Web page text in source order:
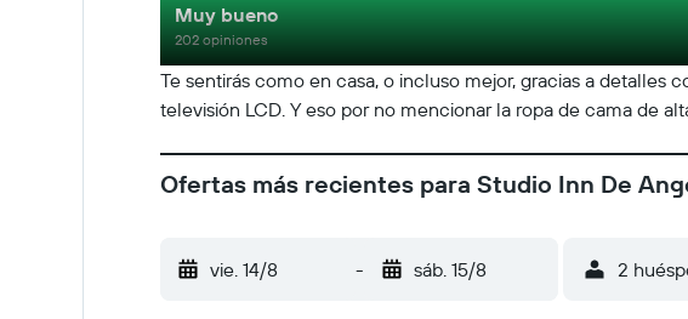
Te sentirás como en casa, o incluso mejor, gracias a
televisión LCD. Y eso por no mencionar la ropa de cama de
Muy bueno
202 opiniones
Ofertas más recientes para Studio Inn De
vie. 14/8 - sáb. 15/8 2